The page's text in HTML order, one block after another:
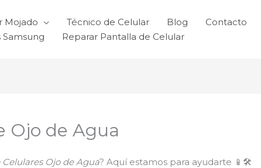
Mojado Técnico de Celular Blog Contacto
Samsung
Reparar Pantalla de Celular
Ojo de Agua
Celulares Ojo de Agua? Aquí estamos para ayudarte 📱🛠️